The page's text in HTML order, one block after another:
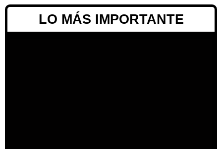
LO MÁS IMPORTANTE